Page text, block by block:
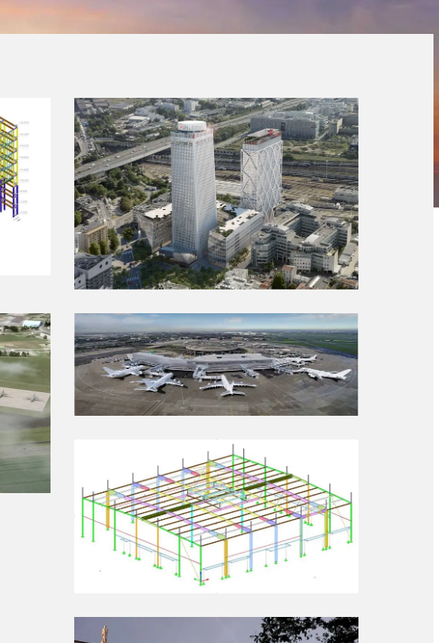
Coiffe de la tour Pleyel
ÉTUDES D’EXÉCUTION
Prépasserelles CdG1
ÉTUDES D’EXÉCUTION
Bâtiment restaurant (77)
ÉTUDES D’EXÉCUTION